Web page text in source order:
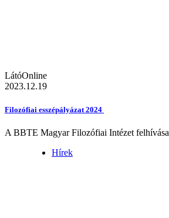
LátóOnline
2023.12.19
Filozófiai esszépályázat 2024
A BBTE Magyar Filozófiai Intézet felhívása
Hírek